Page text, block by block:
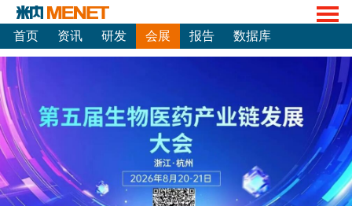
首页 资讯 研发 会展 报告 数据库